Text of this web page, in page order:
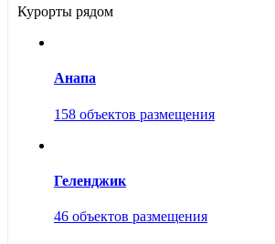
Курорты рядом
Анапа
158 объектов размещения
Геленджик
46 объектов размещения